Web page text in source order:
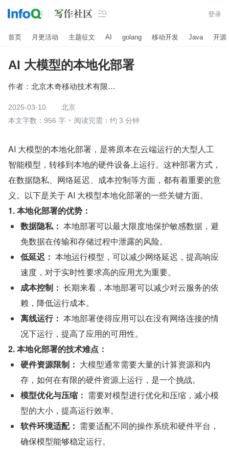
 登录
首页 月更活动 主题征文 AI golang 移动开发 Java 开源
AI 大模型的本地化部署
作者： 北京木奇移动技术有限公司
2025-03-10
北京
本文字数：956 字
阅读完需：约 3 分钟
AI 大模型的本地化部署，是将原本在云端运行的大型人工
智能模型，转移到本地的硬件设备上运行。这种部署方式，
在数据隐私、网络延迟、成本控制等方面，都有着重要的意
义。以下是关于 AI 大模型本地化部署的一些关键方面。
1. 本地化部署的优势：
数据隐私： 本地部署可以最大限度地保护敏感数据，避
免数据在传输和存储过程中泄露的风险。
低延迟： 本地运行模型，可以减少网络延迟，提高响应
速度，对于实时性要求高的应用尤为重要。
成本控制： 长期来看，本地部署可以减少对云服务的依
赖，降低运行成本。
离线运行： 本地部署使得应用可以在没有网络连接的情
况下运行，提高了应用的可用性。
2. 本地化部署的技术难点：
硬件资源限制： 大模型通常需要大量的计算资源和内
存，如何在有限的硬件资源上运行，是一个挑战。
模型优化与压缩： 需要对模型进行优化和压缩，减小模
型的大小，提高运行效率。
软件环境适配： 需要适配不同的操作系统和硬件平台，
确保模型能够稳定运行。